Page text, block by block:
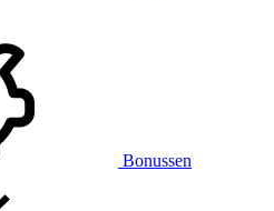
Bonussen